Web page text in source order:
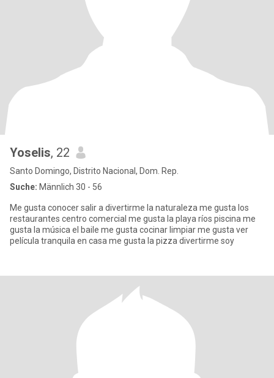
Yoselis, 22
Santo Domingo, Distrito Nacional, Dom. Rep.
Suche: Männlich 30 - 56
Me gusta conocer salir a divertirme la naturaleza me gusta los
restaurantes centro comercial me gusta la playa ríos piscina me
gusta la música el baile me gusta cocinar limpiar me gusta ver
película tranquila en casa me gusta la pizza divertirme soy